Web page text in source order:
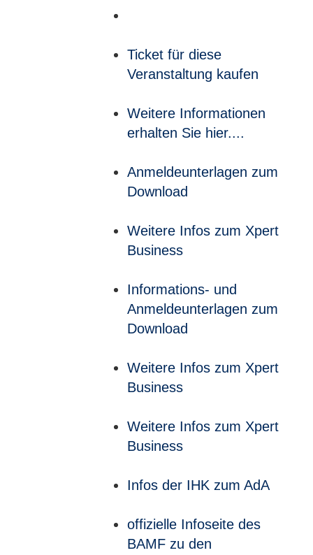
Ticket für diese
Veranstaltung kaufen
Weitere Informationen
erhalten Sie hier....
Anmeldeunterlagen zum
Download
Weitere Infos zum Xpert
Business
Informations- und
Anmeldeunterlagen zum
Download
Weitere Infos zum Xpert
Business
Weitere Infos zum Xpert
Business
Infos der IHK zum AdA
offizielle Infoseite des
BAMF zu den